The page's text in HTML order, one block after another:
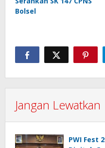
Bolsel
Jangan Lewatkan
PWI Fest